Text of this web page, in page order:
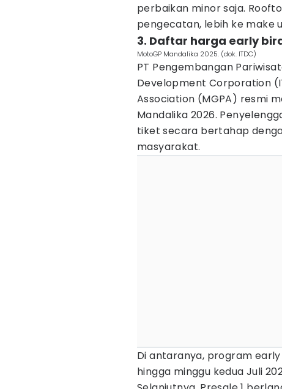
perbaikan minor saja.
pengecatan, lebih ke make
3. Daftar harga early
MotoGP Mandalika 2025. (dok. ITDC)
PT Pengembangan
Development Corporation
Association (MGPA) resmi
Mandalika 2026.
tiket secara bertahap
masyarakat.
Di antaranya, program
hingga minggu kedua Juli